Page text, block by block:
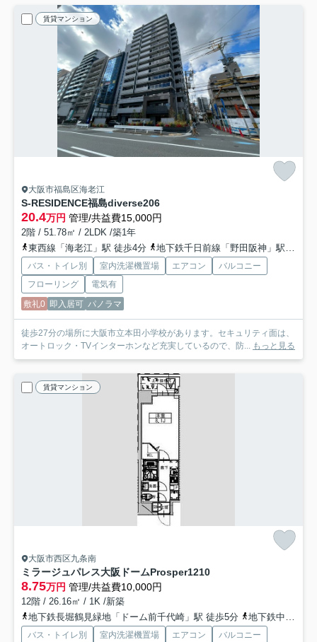
賃貸マンション
大阪市福島区海老江
S-RESIDENCE福島diverse206
20.4万円 管理/共益費15,000円
2階 / 51.78㎡ / 2LDK /築1年
東西線「海老江」駅 徒歩4分
地下鉄千日前線「野田阪神」駅 徒歩4分
バス・トイレ別 室内洗濯機置場 エアコン
バルコニー
フローリング
電気有
敷礼0 即入居可 パノラマ
徒歩27分の場所に大阪市立本田小学校があります。セキュリティ面は、
オートロック・TVインターホンなど充実しているので、防... もっと見る
賃貸マンション
大阪市西区九条南
ミラージュパレス大阪ドームProsper1210
8.75万円 管理/共益費10,000円
12階 / 26.16㎡ / 1K /新築
地下鉄長堀鶴見緑地「ドーム前千代崎」駅 徒歩5分
地下鉄中央線「九条」駅 徒歩9分
バス・トイレ別 室内洗濯機置場 エアコン
バルコニー